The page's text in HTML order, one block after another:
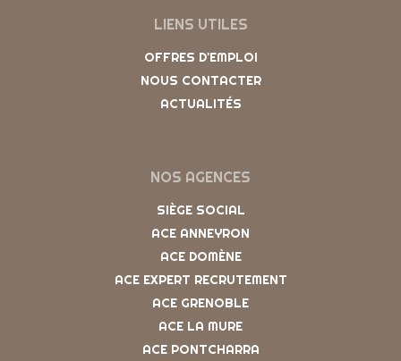
LIENS UTILES
OFFRES D'EMPLOI
NOUS CONTACTER
ACTUALITÉS
NOS AGENCES
SIÈGE SOCIAL
ACE ANNEYRON
ACE DOMÈNE
ACE EXPERT RECRUTEMENT
ACE GRENOBLE
ACE LA MURE
ACE PONTCHARRA